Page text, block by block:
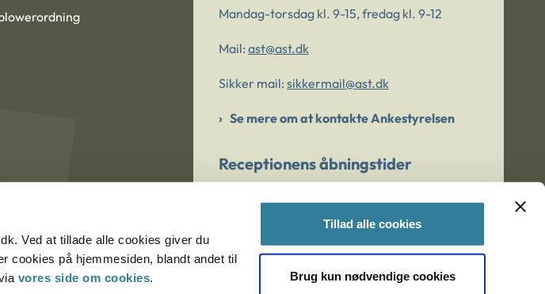
Ved at tillade alle cookies giver du
cookies på hjemmesiden, blandt andet til
vores side om cookies.
Tillad alle cookies
Brug kun nødvendige cookies
Mandag-torsdag kl. 9-15, fredag kl. 9-12
Mail: ast@ast.dk
Sikker mail: sikkermail@ast.dk
Se mere om at kontakte Ankestyrelsen
Receptionens åbningstider
Er du bekymret for et barn/en ung?